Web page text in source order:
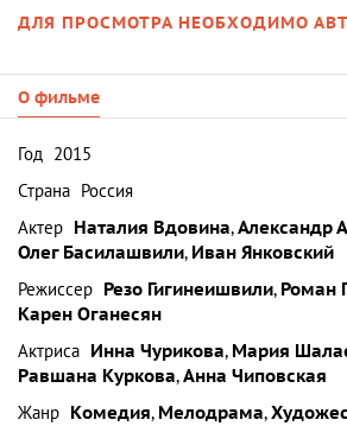
ДЛЯ ПРОСМОТРА НЕОБХОДИМО
О фильме
Год 2015
Страна Россия
Актер Наталия Вдовина,Александр
Олег Басилашвили, Иван Янковский
Режиссер Резо Гигинеишвили, Роман
Карен Оганесян
Актриса Инна Чурикова, Мария
Равшана Куркова,Анна Чиповская
Жанр Комедия, Мелодрама,